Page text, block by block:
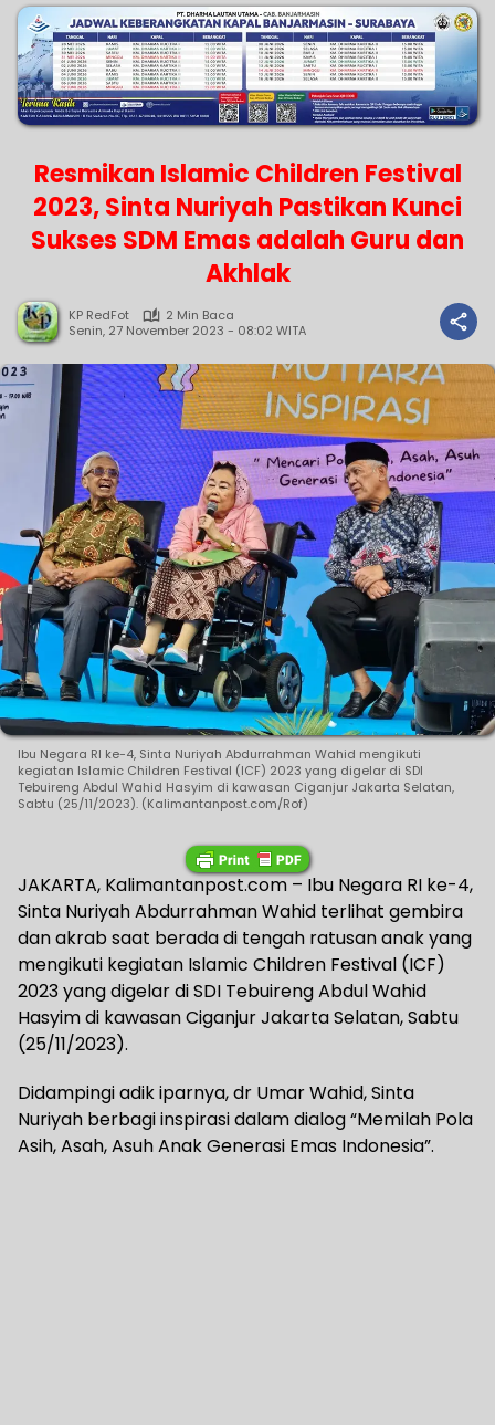
Resmikan Islamic Children Festival
2023, Sinta Nuriyah Pastikan Kunci
Sukses SDM Emas adalah Guru dan
Akhlak
KP RedFot
2 Min Baca
Senin, 27 November 2023 - 08:02 WITA
Ibu Negara RI ke-4, Sinta Nuriyah Abdurrahman Wahid mengikuti
kegiatan Islamic Children Festival (ICF) 2023 yang digelar di SDI
Tebuireng Abdul Wahid Hasyim di kawasan Ciganjur Jakarta Selatan,
Sabtu (25/11/2023). (Kalimantanpost.com/Rof)
JAKARTA, Kalimantanpost.com – Ibu Negara RI ke-4,
Sinta Nuriyah Abdurrahman Wahid terlihat gembira
dan akrab saat berada di tengah ratusan anak yang
mengikuti kegiatan Islamic Children Festival (ICF)
2023 yang digelar di SDI Tebuireng Abdul Wahid
Hasyim di kawasan Ciganjur Jakarta Selatan, Sabtu
(25/11/2023).
Didampingi adik iparnya, dr Umar Wahid, Sinta
Nuriyah berbagi inspirasi dalam dialog “Memilah Pola
Asih, Asah, Asuh Anak Generasi Emas Indonesia”.